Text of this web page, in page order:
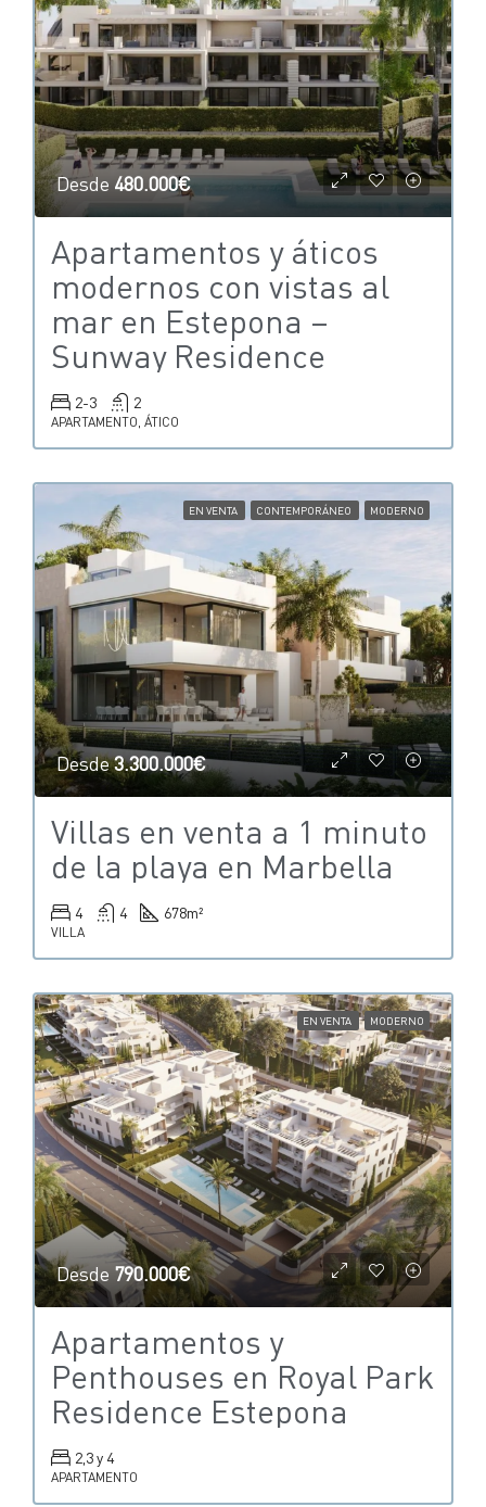
Desde 480.000€
Apartamentos y áticos
modernos con vistas al
mar en Estepona –
Sunway Residence
2-3 2
APARTAMENTO, ÁTICO
EN VENTA CONTEMPORÁNEO MODERNO
Desde3.300.000€
Villas en venta a 1 minuto
de la playa en Marbella
4 4 678m²
VILLA
EN VENTA MODERNO
Desde 790.000€
Apartamentos y
Penthouses en Royal Park
Residence Estepona
2,3 y 4
APARTAMENTO